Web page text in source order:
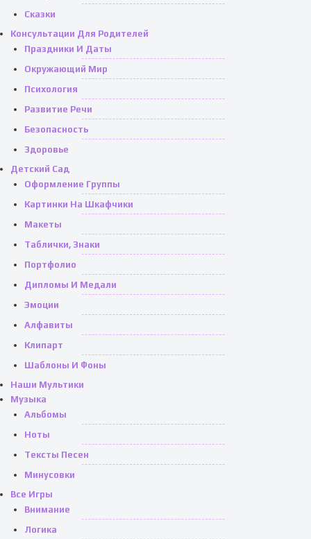
Сказки
Консультации Для Родителей
Праздники И Даты
Окружающий Мир
Психология
Развитие Речи
Безопасность
Здоровье
Детский Сад
Оформление Группы
Картинки На Шкафчики
Макеты
Таблички, Знаки
Портфолио
Дипломы И Медали
Эмоции
Алфавиты
Клипарт
Шаблоны И Фоны
Наши Мультики
Музыка
Альбомы
Ноты
Тексты Песен
Минусовки
Все Игры
Внимание
Логика